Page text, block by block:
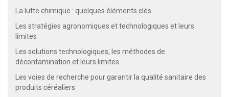
La lutte chimique : quelques éléments clés
Les stratégies agronomiques et technologiques et leurs
limites
Les solutions technologiques, les méthodes de
décontamination et leurs limites
Les voies de recherche pour garantir la qualité sanitaire des
produits céréaliers